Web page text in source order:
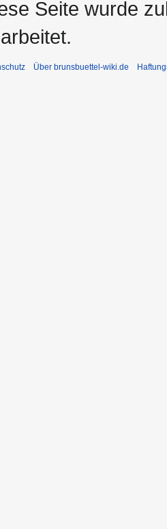
Seite wurde
Über brunsbuettel-wiki.de